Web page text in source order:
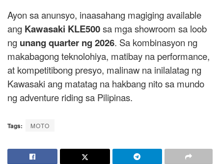
Ayon sa anunsyo, inaasahang magiging available
ang Kawasaki KLE500sa mga showroom sa loob
ng unang quarter ng 2026. Sa kombinasyon ng
makabagong teknolohiya, matibay na performance,
at kompetitibong presyo, malinaw na inilalatag ng
Kawasaki ang matatag na hakbang nito sa mundo
ng adventure riding sa Pilipinas.
Tags: MOTO